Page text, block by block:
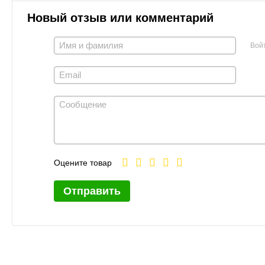
Новый отзыв или комментарий
Оцените товар
Отправить